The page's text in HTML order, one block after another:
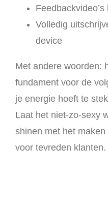
Volledig
device
Met andere woorden:
fundament voor de
je energie hoeft te
Laat het niet-zo-sexy
shinen met het
voor tevreden klanten.